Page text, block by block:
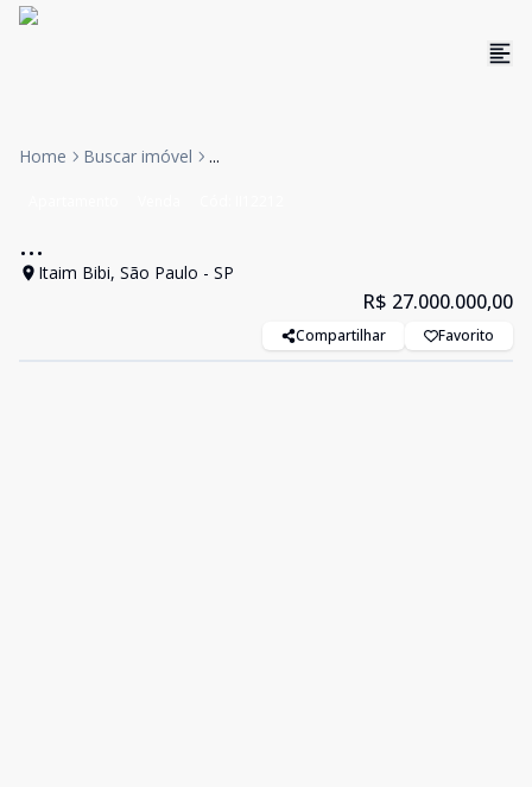
Home Buscar imóvel ...
...
Itaim Bibi, São Paulo - SP
R$ 27.000.000,00
Compartilhar Favorito